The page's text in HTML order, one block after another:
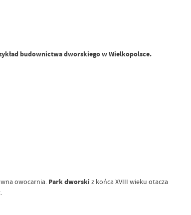
budownictwa dworskiego w Wielkopolsce.
owocarnia. Park dworski z końca XVIII wieku otacza